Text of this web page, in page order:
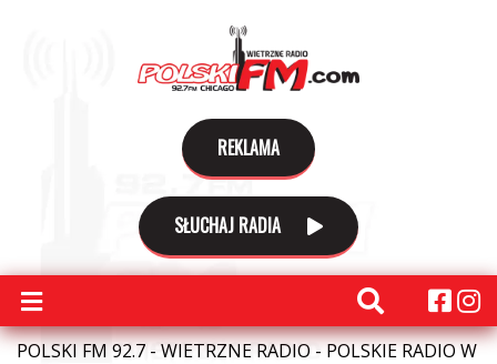
REKLAMA
SŁUCHAJ RADIA
POLSKI FM 92.7 - WIETRZNE RADIO - POLSKIE RADIO W